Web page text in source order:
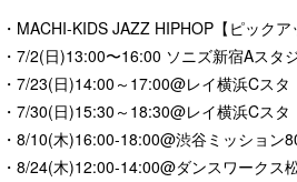
・MACHI-KIDS JAZZ HIPHOP【ピックア
・7/2(日)13:00〜16:00 ソニズ新宿Aスタ
・ 7/23(日)14:00 ～ 17:00@レイ横浜Cスタ
・ 7/30(日)15:30 ～ 18:30@レイ横浜Cスタ
・ 8/10(木)16:00-18:00@渋谷ミッション
・ 8/24(木)12:00-14:00@ダンスワークス